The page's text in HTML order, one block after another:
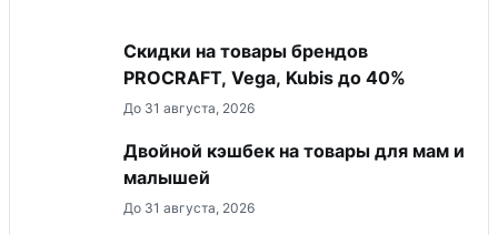
Скидки на товары брендов
PROCRAFT, Vega, Kubis до 40%
До 31 августа, 2026
Двойной кэшбек на товары для мам и
малышей
До 31 августа, 2026